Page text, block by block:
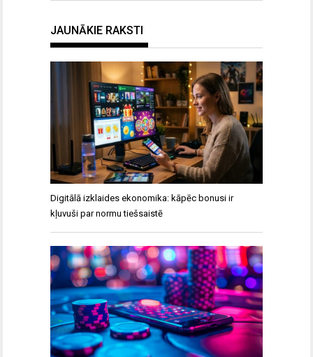
JAUNĀKIE RAKSTI
Digitālā izklaides ekonomika: kāpēc bonusi ir
kļuvuši par normu tiešsaistē